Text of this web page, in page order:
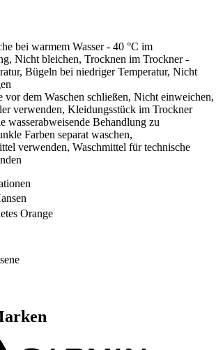
bei warmem Wasser - 40 °C im
Nicht bleichen, Trocknen im Trockner -
Bügeln bei niedriger Temperatur, Nicht
vor dem Waschen schließen, Nicht einweichen,
verwenden, Kleidungsstück im Trockner
wasserabweisende Behandlung zu
Farben separat waschen,
verwenden, Waschmittel für technische
Orange